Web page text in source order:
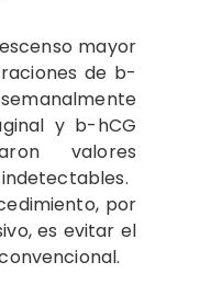
mayor
de b-
y b-hCG
valores
por
es evitar el